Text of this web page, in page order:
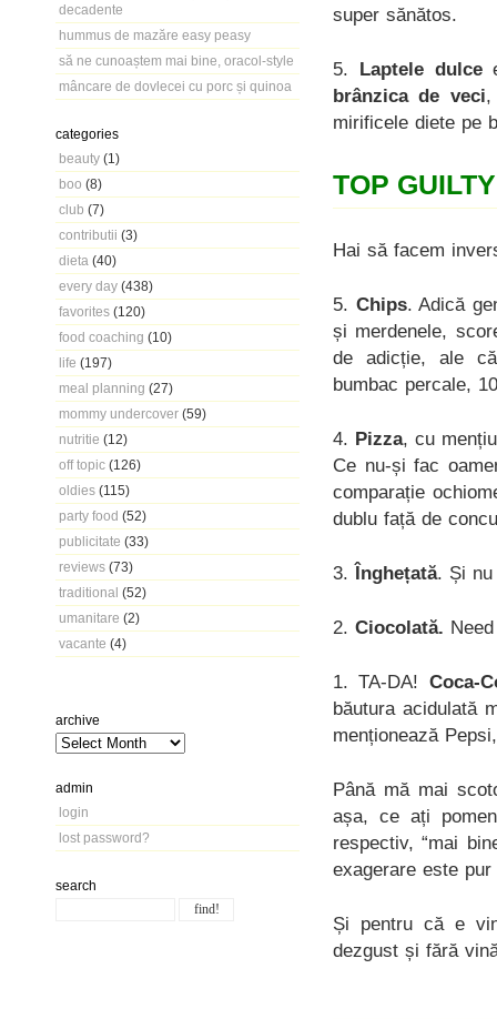
decadente
hummus de mazăre easy peasy
să ne cunoaștem mai bine, oracol-style
mâncare de dovlecei cu porc și quinoa
categories
beauty (1)
boo (8)
club (7)
contributii (3)
dieta (40)
every day (438)
favorites (120)
food coaching (10)
life (197)
meal planning (27)
mommy undercover (59)
nutritie (12)
off topic (126)
oldies (115)
party food (52)
publicitate (33)
reviews (73)
traditional (52)
umanitare (2)
vacante (4)
archive
admin
login
lost password?
search
super sănătos.
5. Laptele dulce
brânzica de veci,
mirificele diete pe
TOP
Hai să facem
5. Chips. Adică
și merdenele,
de adicție, ale
bumbac percale,
4. Pizza, cu
Ce nu-și fac
comparație
dublu față de
3. Înghețată. Și nu
2. Ciocolată.
1. TA-DA! Coca-
băutura acidulată
menționează
Până mă mai
așa, ce ați
respectiv, “mai
exagerare este
Și pentru că e
dezgust și fără